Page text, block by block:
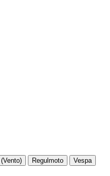
Regulmoto
Vespa